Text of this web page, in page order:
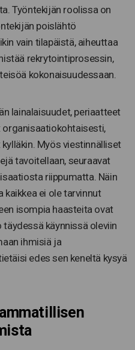
Työntekijän roolissa on
poislähtö
vain tilapäistä, aiheuttaa
rekrytointiprosessin,
kokonaisuudessaan.
lainalaisuudet, periaatteet
organisaatiokohtaisesti,
Myös viestinnälliset
tavoitellaan, seuraavat
riippumatta. Näin
ei ole tarvinnut
isompia haasteita ovat
käynnissä oleviin
ihmisiä ja
edes sen keneltä kysyä